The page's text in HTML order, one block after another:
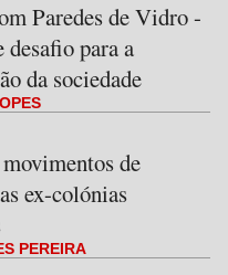
Paredes de Vidro -
para a
da sociedade
de
ex-colónias
PEREIRA